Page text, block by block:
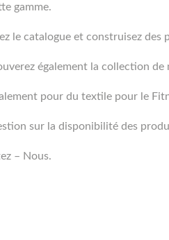
gamme.
le catalogue et construisez des
également la collection
pour du textile pour le
sur la disponibilité des
– Nous.